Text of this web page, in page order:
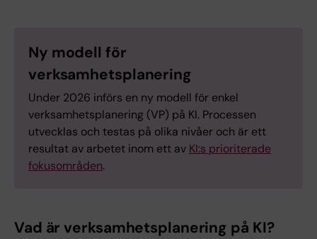
Ny modell för
verksamhetsplanering
Under 2026 införs en ny modell för enkel
verksamhetsplanering (VP) på KI. Processen
utvecklas och testas på olika nivåer och är ett
resultat av arbetet inom ett av KI:s prioriterade
fokusområden.
Vad är verksamhetsplanering på KI?